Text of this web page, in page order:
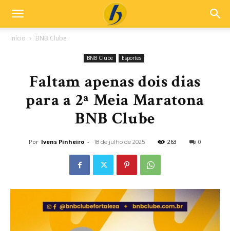
Início BNB Clube
BNB Clube Esportes
Faltam apenas dois dias
para a 2ª Meia Maratona
BNB Clube
Por Ivens Pinheiro - 18 de julho de 2025 263 0